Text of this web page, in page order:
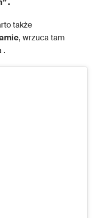
.
także
, wrzuca tam
.